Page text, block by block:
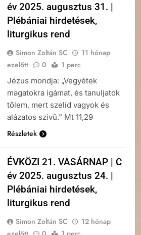
év 2025. augusztus 31. |
Plébániai hirdetések,
liturgikus rend
Simon Zoltán SC
11 hónap
ezelőtt
0 1 perc
Jézus mondja: „Vegyétek
magatokra igámat, és tanuljatok
tőlem, mert szelíd vagyok és
alázatos szívű.” Mt 11,29
Részletek
ÉVKÖZI 21. VASÁRNAP | C
év 2025. augusztus 24. |
Plébániai hirdetések,
liturgikus rend
Simon Zoltán SC
12 hónap